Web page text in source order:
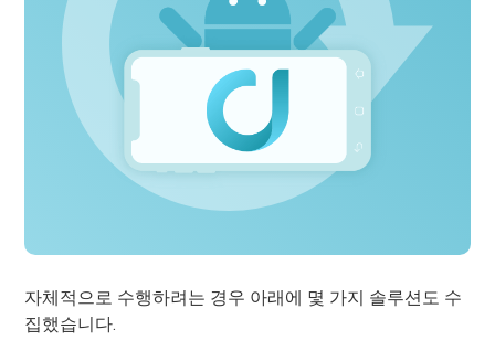
자체적으로 수행하려는 경우 아래에 몇 가지 솔루션도 수
집했습니다.